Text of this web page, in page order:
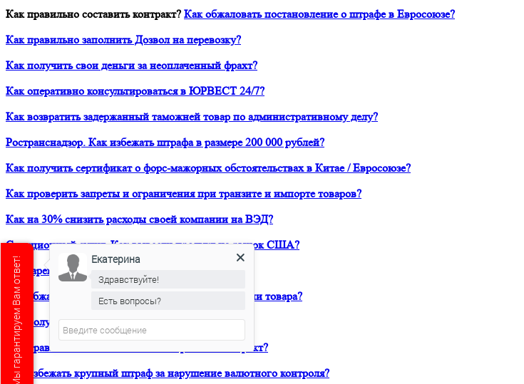
Как правильно составить контракт? Как обжаловать постановление о штрафе в Евросоюзе?
Как правильно заполнить Дозвол на перевозку?
Как получить свои деньги за неоплаченный фрахт?
Как оперативно консультироваться в ЮРВЕСТ 24/7?
Как возвратить задержанный таможней товар по административному делу?
Ространснадзор. Как избежать штрафа в размере 200 000 рублей?
Как получить сертификат о форс-мажорных обстоятельствах в Китае / Евросоюзе?
Как проверить запреты и ограничения при транзите и импорте товаров?
Как на 30% снизить расходы своей компании на ВЭД?
Санкционный аудит. Как вывести продукт на рынок США?
Как зарегистрировать товарный знак в ТРОИС?
Как обжаловать решение таможни о классификации товара?
Как получить предварительное классрешение?
Как правильно составить внешнеторговый контракт?
Как избежать крупный штраф за нарушение валютного контроля?
Екатерина
Здравствуйте!
Есть вопросы?